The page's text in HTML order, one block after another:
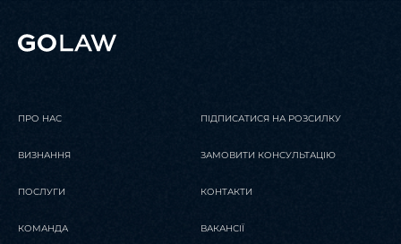
ПРО НАС
ВИЗНАННЯ
ПОСЛУГИ
КОМАНДА
ПІДПИСАТИСЯ НА РОЗСИЛКУ
ЗАМОВИТИ КОНСУЛЬТАЦІЮ
КОНТАКТИ
ВАКАНСІЇ